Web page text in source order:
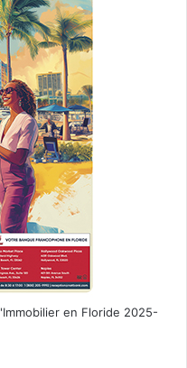
en Floride 2025-